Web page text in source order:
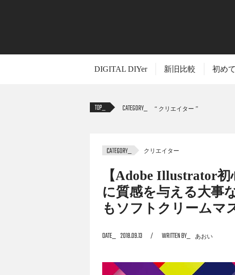
DIGITAL DIYer 新旧比較 初め
CATEGORY クリエイター
TITLE
今回は、Adobe Illustrator における配色やパター
クリエイター
【Adobe Illustrator
に質感を与える大事
もソフトクリームマ
DATE 2018.09.13 WRITTEN BY あおい